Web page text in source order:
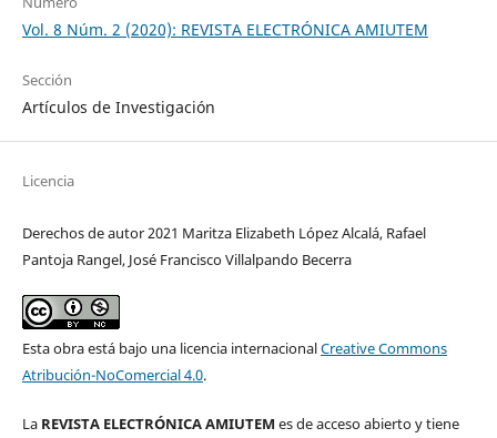
Vol. 8 Núm. 2 (2020): REVISTA ELECTRÓNICA AMIUTEM
Sección
Artículos de Investigación
Licencia
Derechos de autor 2021 Maritza Elizabeth López Alcalá, Rafael
Pantoja Rangel, José Francisco Villalpando Becerra
Esta obra está bajo una licencia internacionalCreative Commons
Atribución-NoComercial 4.0.
La REVISTA ELECTRÓNICA AMIUTEM es de acceso abierto y tiene